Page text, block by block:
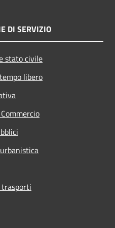
DI SERVIZIO
stato civile
libero